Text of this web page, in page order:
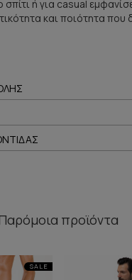
ή για casual
και ποιότητα που
προϊόντα
SALE